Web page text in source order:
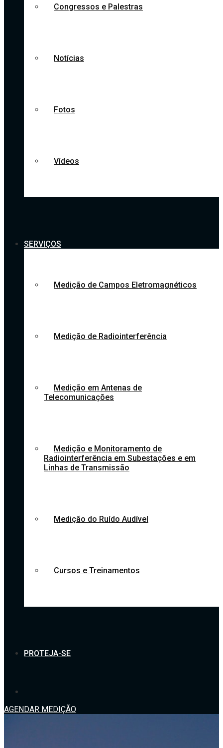
Congressos e Palestras
Notícias
Fotos
Vídeos
SERVIÇOS
Medição de Campos Eletromagnéticos
Medição de Radiointerferência
Medição em Antenas de
Telecomunicações
Medição e Monitoramento de
Radiointerferência em Subestações e em
Linhas de Transmissão
Medição do Ruído Audível
Cursos e Treinamentos
PROTEJA-SE
AGENDAR MEDIÇÃO